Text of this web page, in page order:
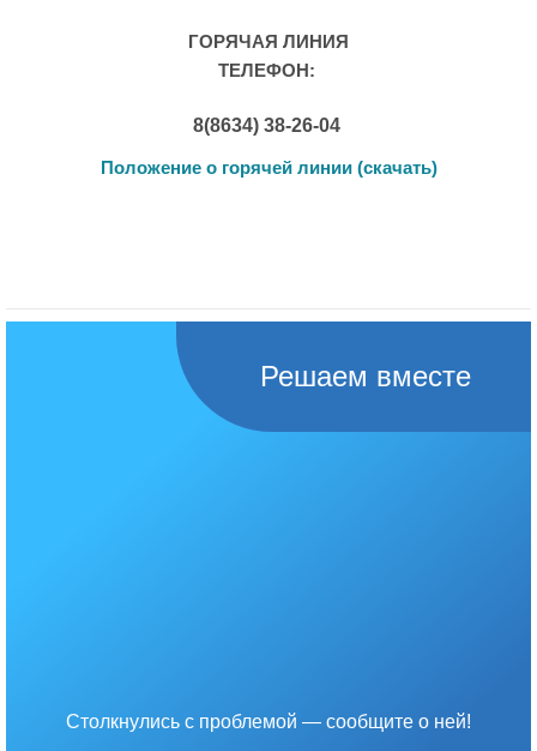
ГОРЯЧАЯ ЛИНИЯ
ТЕЛЕФОН:
8(8634) 38-26-04
Положение о горячей линии (скачать)
Решаем вместе
Столкнулись с проблемой — сообщите о ней!